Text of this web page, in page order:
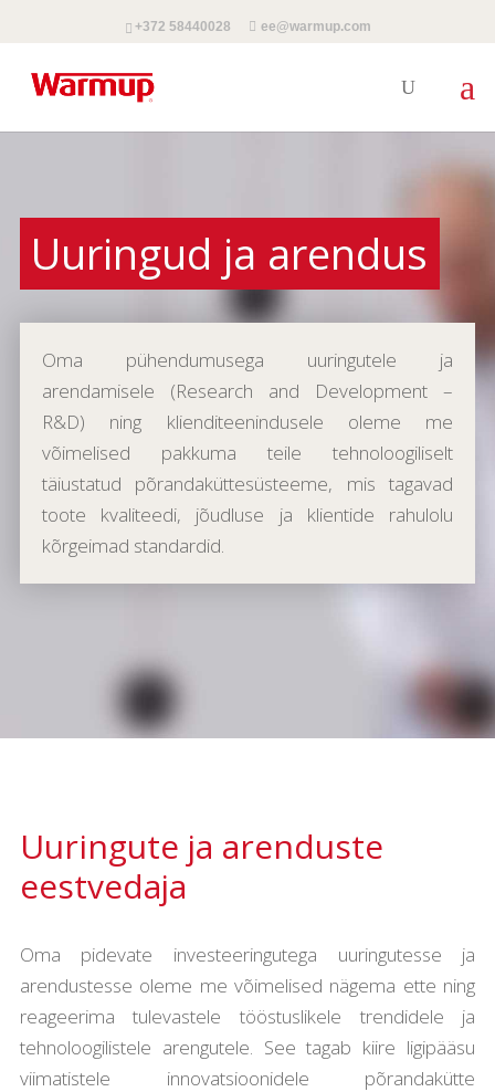
+372 58440028 ee@warmup.com
Uuringud ja arendus
Oma pühendumusega uuringutele ja
arendamisele (Research and Development –
R&D) ning klienditeenindusele oleme me
võimelised pakkuma teile tehnoloogiliselt
täiustatud põrandaküttesüsteeme, mis tagavad
toote kvaliteedi, jõudluse ja klientide rahulolu
kõrgeimad standardid.
Uuringute ja arenduste
eestvedaja
Oma pidevate investeeringutega uuringutesse ja
arendustesse oleme me võimelised nägema ette ning
reageerima tulevastele tööstuslikele trendidele ja
tehnoloogilistele arengutele. See tagab kiire ligipääsu
viimatistele innovatsioonidele põrandakütte